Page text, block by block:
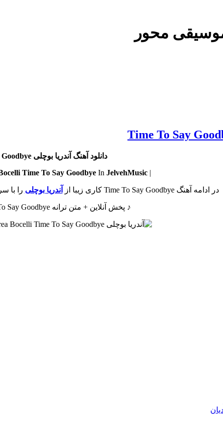
محور
دانلود آهنگ آندریا بوچلی Time To Say Goodbye
| Download Song
Time To Say Goodbye In JelvehMusic |
در ادامه آهنگ Time To Say Goodbye کاری زیبا از آندریا بوچلی را با
♪ پخش آنلاین + متن ترانه Time To Say Goodbye آندریا بوچلی ♪